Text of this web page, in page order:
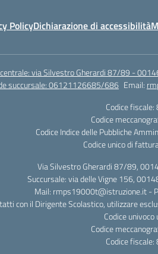
PolicyDichiarazione di accessibilità
via Silvestro Gherardi 87/89 -
succursale: 06121126685/686 Email:
Codice
Codice
Codice Indice delle Pubbliche
Codice unico di
Via Silvestro Gherardi 87/89,
Succursale: via delle Vigne 156,
Mail: rmps19000t@istruzione.it -
con il Dirigente Scolastico, utilizzare
Codice
Codice
Codice